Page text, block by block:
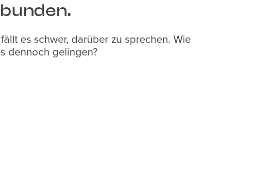
es schwer, darüber zu sprechen. Wie
dennoch gelingen?